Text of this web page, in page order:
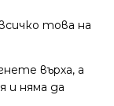
това на
върха, а
и няма да